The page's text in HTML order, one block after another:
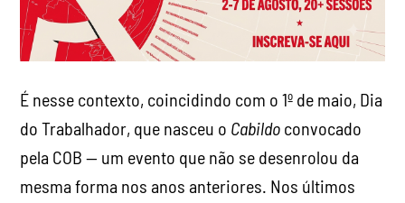
É nesse contexto, coincidindo com o 1º de maio, Dia
do Trabalhador, que nasceu o Cabildo convocado
pela COB — um evento que não se desenrolou da
mesma forma nos anos anteriores. Nos últimos